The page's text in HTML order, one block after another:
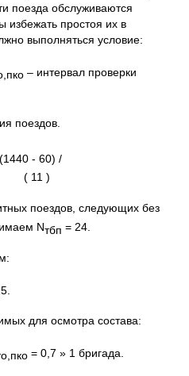
поезда обслуживаются
простоя их в
выполняться условие:
– интервал проверки
поездов.
- 60) /
)
поездов, следующих без
Nтбп = 24.
для осмотра состава:
= 0,7 » 1 бригада.